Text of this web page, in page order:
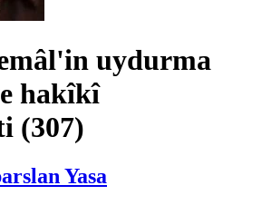
uydurma
hakîkî
(307)
Yasa